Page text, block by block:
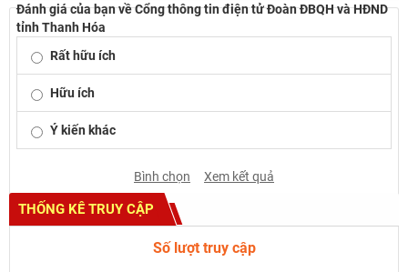
Đánh giá của bạn về Cổng thông tin điện tử Đoàn ĐBQH và HĐND
tỉnh Thanh Hóa
Rất hữu ích
Hữu ích
Ý kiến khác
Bình chọn Xem kết quả
THỐNG KÊ TRUY CẬP
Số lượt truy cập